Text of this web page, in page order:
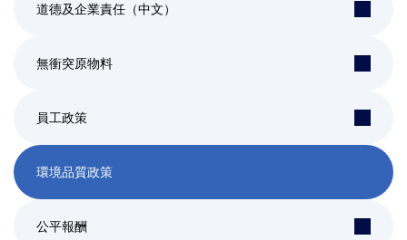
道德及企業責任（中文）
無衝突原物料
員工政策
環境品質政策
公平報酬